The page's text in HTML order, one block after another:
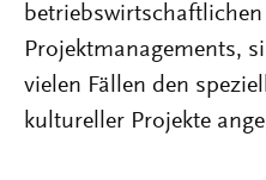
Projektmanagements,
vielen Fällen den
kultureller Projekte